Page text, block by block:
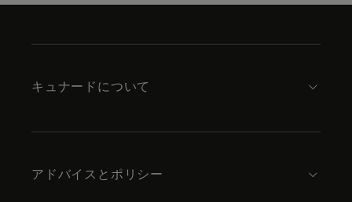
キュナードについて
アドバイスとポリシー